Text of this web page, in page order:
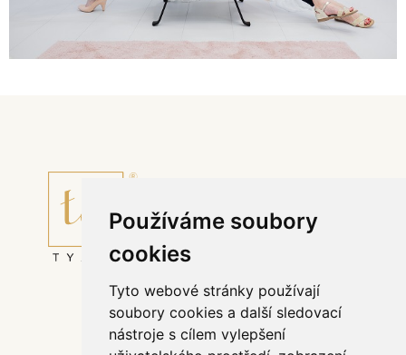
Používáme soubory
cookies
Tyto webové stránky používají
soubory cookies a další sledovací
nástroje s cílem vylepšení
Půjčovní řád svatebního salónu TYANO
Affiliate program
Odstoupit od smlouvy